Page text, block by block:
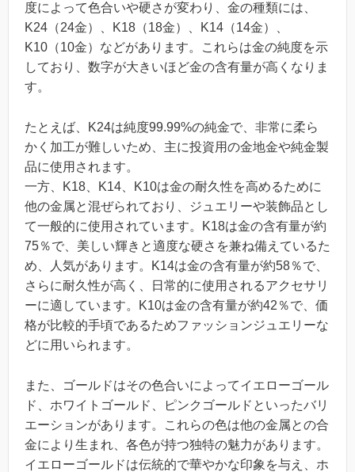
度によって色合いや硬さが変わり、金の種類には、
K24（24金）、K18（18金）、K14（14金）、
K10（10金）などがあります。これらは金の純度を示
しており、数字が大きいほど金の含有量が高くなりま
す。
たとえば、K24は純度99.99%の純金で、非常に柔ら
かく加工が難しいため、主に投資用の金地金や純金製
品に使用されます。
一方、K18、K14、K10は金の耐久性を高めるために
他の金属と混ぜられており、ジュエリーや装飾品とし
て一般的に使用されています。K18は金の含有量が約
75％で、美しい輝きと適度な硬さを兼ね備えているた
め、人気があります。K14は金の含有量が約58％で、
さらに耐久性が高く、日常的に使用されるアクセサリ
ーに適しています。K10は金の含有量が約42％で、価
格が比較的手頃であるためファッションジュエリーな
どに用いられます。
また、ゴールドはその色合いによってイエローゴール
ド、ホワイトゴールド、ピンクゴールドといったバリ
エーションがあります。これらの色は他の金属との合
金により生まれ、各色が持つ独特の魅力があります。
イエローゴールドは伝統的で華やかな印象を与え、ホ